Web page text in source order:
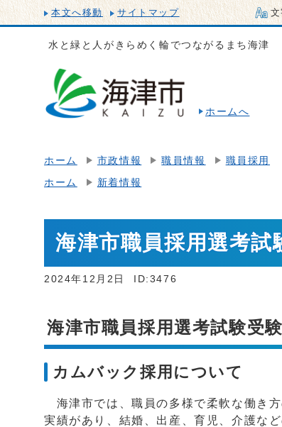
本文へ移動 サイトマップ
水と緑と人がきらめく輪でつながるまち海津
ホームへ
ホーム 市政情報 職員情報 職員採用
ホーム 新着情報
海津市職員採用選考
2024年12月2日 ID:3476
海津市職員採用選考試験受
カムバック採用について
海津市では、職員の多様で柔軟な働き
実績があり、結婚、出産、育児、介護な